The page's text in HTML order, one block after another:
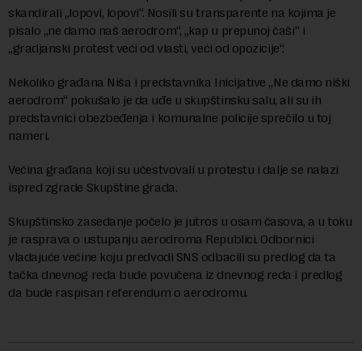
skandirali „lopovi, lopovi“. Nosili su transparente na kojima je
pisalo „ne damo naš aerodrom“, „kap u prepunoj čaši“ i
„gradjanski protest veći od vlasti, veći od opozicije“.
Nekoliko građana Niša i predstavnika Inicijative „Ne damo niški
aerodrom“ pokušalo je da uđe u skupštinsku salu, ali su ih
predstavnici obezbeđenja i komunalne policije sprečilo u toj
nameri.
Većina građana koji su učestvovali u protestu i dalje se nalazi
ispred zgrade Skupštine grada.
Skupštinsko zasedanje počelo je jutros u osam časova, a u toku
je rasprava o ustupanju aerodroma Republici. Odbornici
vladajuće većine koju predvodi SNS odbacili su predlog da ta
tačka dnevnog reda bude povučena iz dnevnog reda i predlog
da bude raspisan referendum o aerodromu.